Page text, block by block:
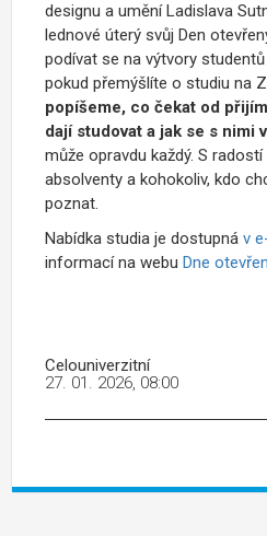
designu a umění Ladislava
lednové úterý svůj Den
podívat se na výtvory
pokud přemýšlíte o studiu na
popíšeme, co čekat od
dají studovat a jak se s nimi
může opravdu každý. S
absolventy a kohokoliv, kdo
poznat.
Nabídka studia je dostupná v
informací na webu Dne
Celouniverzitní
27. 01. 2026, 08:00